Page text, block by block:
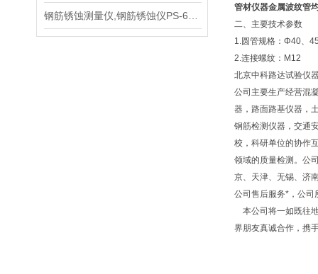
管材仪器金属波纹管
二、主要技术参数
1.圆管规格：Φ40、
2.连接螺纹：M12
北京中科路达试验仪
公司主要生产经营混
器，路面路基仪器，
钢筋检测仪器，交通
校，科研单位的协作
领域的质量检测。公
京、天津、无锡、济
公司售后服务*，公司
本公司将一如既往
界朋友真诚合作，携